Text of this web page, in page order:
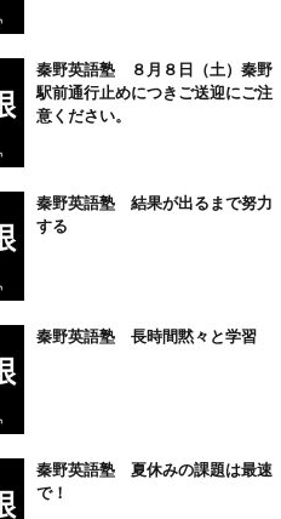
秦野英語塾 ８月８日（土）秦野
駅前通行止めにつきご送迎にご注
意ください。
秦野英語塾 結果が出るまで努力
する
秦野英語塾 長時間黙々と学習
秦野英語塾 夏休みの課題は最速
で！